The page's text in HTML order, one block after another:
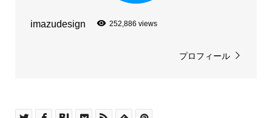
imazudesign 252,886 views
プロフィール